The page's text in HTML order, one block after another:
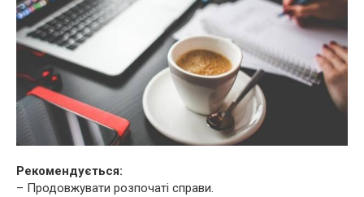
Рекомендується:
– Продовжувати розпочаті справи.